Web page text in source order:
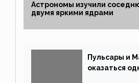
Астрономы изучили
двумя яркими ядрами
Пульсары и
оказаться